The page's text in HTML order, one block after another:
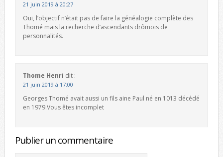
21 juin 2019 à 20:27
Oui, l’objectif n’était pas de faire la généalogie complète des
Thomé mais la recherche d’ascendants drômois de
personnalités.
Thome Henri dit :
21 juin 2019 à 17:00
Georges Thomé avait aussi un fils aine Paul né en 1013 décédé
en 1979.Vous êtes incomplet
Publier un commentaire